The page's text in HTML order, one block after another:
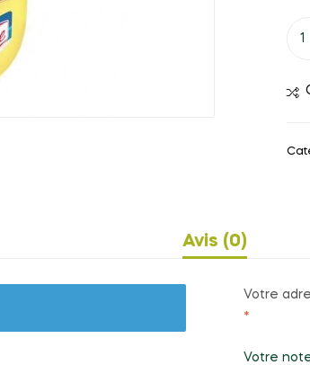
Avis (0)
Votre
*
Votre